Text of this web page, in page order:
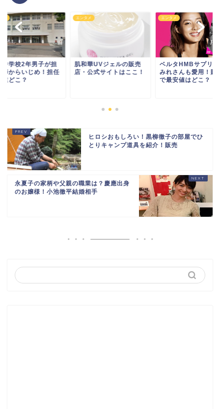
華UVジェルの販売
公式サイトはここ！
エンタメ
ベルタHMBサプリはす
みれさんも愛用！販売店
エンタメ
池田中学校2年男子
任教師からいじめ！
は現在どこ？
ヒロシおもしろい！黒柳徹子の部屋でひ
とりキャンプ道具を紹介！販売
永夏子の家柄や父親の職業は？慶應出身
のお嬢様！小池徹平結婚相手